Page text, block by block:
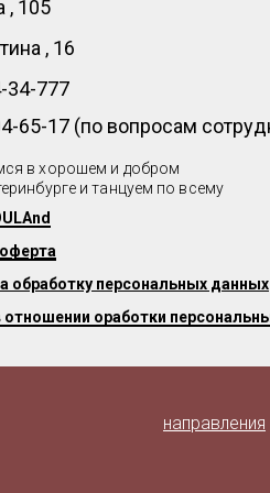
, 105
, 16
65-17 (по вопросам
34-777
в хорошем и добром
и танцуем по всему
обработку персональных данных
отношении оработки
направления